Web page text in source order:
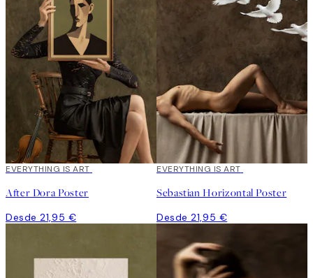
EVERYTHING IS ART
After Dora Poster
Desde 21,95 €
EVERYTHING IS ART
Sebastian Horizontal Poster
Desde 21,95 €